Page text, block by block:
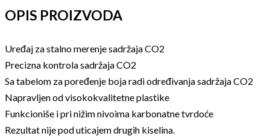
OPIS PROIZVODA
Uređaj za stalno merenje sadržaja CO2
Precizna kontrola sadržaja CO2
Sa tabelom za poređenje boja radi određivanja sadržaja CO2
Napravljen od visokokvalitetne plastike
Funkcioniše i pri nižim nivoima karbonatne tvrdoće
Rezultat nije pod uticajem drugih kiselina.